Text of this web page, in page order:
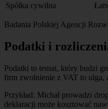
Spółka cywilna
Badania Polskiej Agencji
Podatki i
Podatki to temat, który budzi
firm zwolnienie z VAT to ulga,
Przykład: Michał prowadzi
deklaracji może kosztować